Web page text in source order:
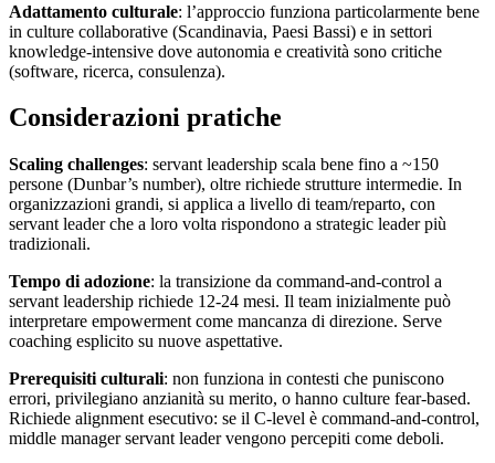
Adattamento culturale: l’approccio funziona particolarmente bene
in culture collaborative (Scandinavia, Paesi Bassi) e in settori
knowledge-intensive dove autonomia e creatività sono critiche
(software, ricerca, consulenza).
Considerazioni pratiche
Scaling challenges: servant leadership scala bene fino a ~150
persone (Dunbar’s number), oltre richiede strutture intermedie. In
organizzazioni grandi, si applica a livello di team/reparto, con
servant leader che a loro volta rispondono a strategic leader più
tradizionali.
Tempo di adozione: la transizione da command-and-control a
servant leadership richiede 12-24 mesi. Il team inizialmente può
interpretare empowerment come mancanza di direzione. Serve
coaching esplicito su nuove aspettative.
Prerequisiti culturali: non funziona in contesti che puniscono
errori, privilegiano anzianità su merito, o hanno culture fear-based.
Richiede alignment esecutivo: se il C-level è command-and-control,
middle manager servant leader vengono percepiti come deboli.